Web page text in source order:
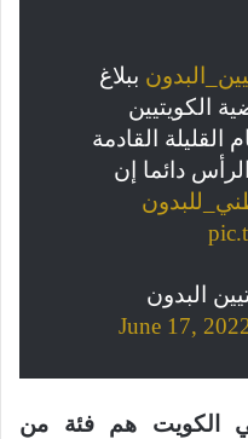
ببلاغ
الكويتيين
القليلة القادمة
دائما إن
البدون
June 17,
الكويت هم فئة من